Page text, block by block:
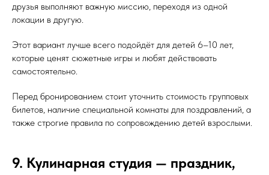
друзья выполняют важную миссию, переходя из одной
локации в другую.
Этот вариант лучше всего подойдёт для детей 6–10 лет,
которые ценят сюжетные игры и любят действовать
самостоятельно.
Перед бронированием стоит уточнить стоимость групповых
билетов, наличие специальной комнаты для поздравлений, а
также строгие правила по сопровождению детей взрослыми.
9. Кулинарная студия — праздник,